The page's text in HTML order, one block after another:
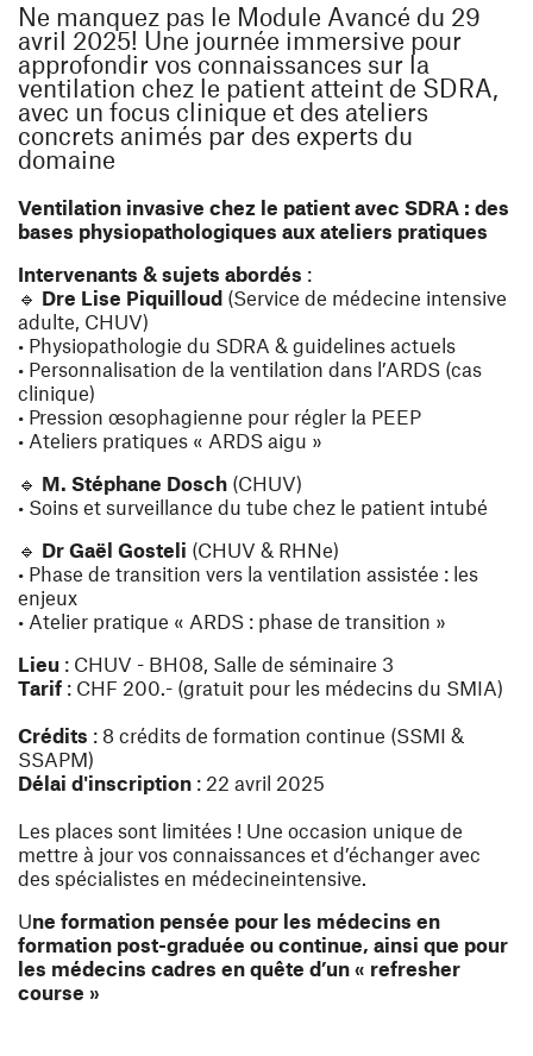
Ne manquez pas le Module Avancé du 29
avril 2025! Une journée immersive pour
approfondir vos connaissances sur la
ventilation chez le patient atteint de SDRA,
avec un focus clinique et des ateliers
concrets animés par des experts du
domaine
Ventilation invasive chez le patient avec SDRA : des
bases physiopathologiques aux ateliers pratiques
Intervenants & sujets abordés :
🔹 Dre Lise Piquilloud (Service de médecine intensive
adulte, CHUV)
• Physiopathologie du SDRA & guidelines actuels
• Personnalisation de la ventilation dans l’ARDS (cas
clinique)
• Pression œsophagienne pour régler la PEEP
• Ateliers pratiques « ARDS aigu »
🔹 M. Stéphane Dosch (CHUV)
• Soins et surveillance du tube chez le patient intubé
🔹 Dr Gaël Gosteli (CHUV & RHNe)
• Phase de transition vers la ventilation assistée : les
enjeux
• Atelier pratique « ARDS : phase de transition »
Lieu : CHUV - BH08, Salle de séminaire 3
Tarif : CHF 200.- (gratuit pour les médecins du SMIA)
Crédits : 8 crédits de formation continue (SSMI &
SSAPM)
Délai d'inscription : 22 avril 2025
Les places sont limitées ! Une occasion unique de
mettre à jour vos connaissances et d’échanger avec
des spécialistes en médecineintensive.
Une formation pensée pour les médecins en
formation post-graduée ou continue, ainsi que pour
les médecins cadres en quête d’un « refresher
course »